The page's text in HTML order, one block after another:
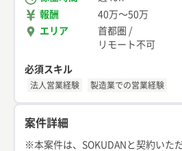
報酬
40万〜50万
エリア
首都圏 /
リモート不可
必須スキル
法人営業経験 製造業での営業経験
案件詳細
※本案件は、SOKUDANと契約いた